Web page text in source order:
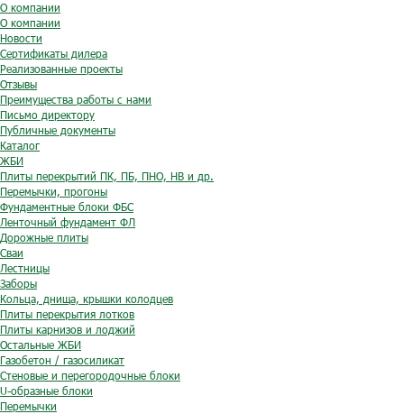
О компании
О компании
Новости
Сертификаты дилера
Реализованные проекты
Отзывы
Преимущества работы с нами
Письмо директору
Публичные документы
Каталог
ЖБИ
Плиты перекрытий ПК, ПБ, ПНО, НВ и др.
Перемычки, прогоны
Фундаментные блоки ФБС
Ленточный фундамент ФЛ
Дорожные плиты
Сваи
Лестницы
Заборы
Кольца, днища, крышки колодцев
Плиты перекрытия лотков
Плиты карнизов и лоджий
Остальные ЖБИ
Газобетон / газосиликат
Стеновые и перегородочные блоки
U-образные блоки
Перемычки